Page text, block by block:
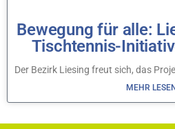
Bewegung für alle:
Tischtennis-
Der Bezirk Liesing freut sich, das
MEHR